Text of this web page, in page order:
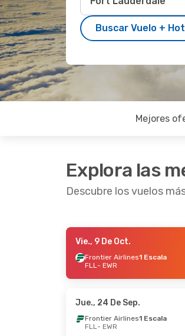
Buscar Vuelo +
Mejores
Explora las
Descubre los vuelos
- Dom., 18 De Oct.
1 Escala
- Mié., 9 De Sep.
Vie., 9 De Oct.
Frontier Airlines1 Escala
FLL- EWR
Jue., 24 De Sep.
Frontier Airlines1 Escala
FLL- EWR